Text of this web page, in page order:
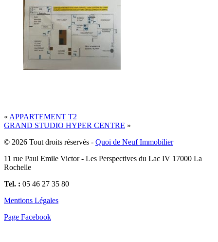
« APPARTEMENT T2
GRAND STUDIO HYPER CENTRE »
© 2026 Tout droits réservés - Quoi de Neuf Immobilier
11 rue Paul Emile Victor - Les Perspectives du Lac IV 17000 La
Rochelle
Tel. : 05 46 27 35 80
Mentions Légales
Page Facebook